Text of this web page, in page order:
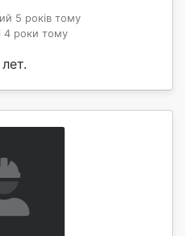
5 років тому
4 роки тому